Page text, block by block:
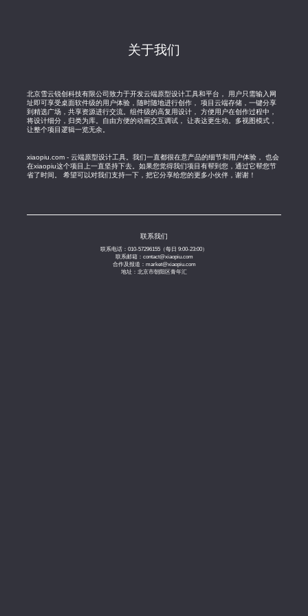
关于我们
北京雪云锐创科技有限公司致力于开发云端原型设计工具和平台， 用户只需输入网
址即可享受桌面软件级的用户体验，随时随地进行创作， 项目云端存储，一键分享
到精选广场，共享资源进行交流。组件级的高复用设计， 方便用户在创作过程中，
将设计细分，归类为库。自由方便的动画交互调试， 让表达更生动。多视图模式，
让整个项目逻辑一览无余。
xiaopiu.com - 云端原型设计工具。我们一直都很在意产品的细节和用户体验， 也会
在xiaopiu这个项目上一直坚持下去。如果您觉得我们项目有帮到您，通过它帮您节
省了时间。 希望可以对我们支持一下，把它分享给您的更多小伙伴，谢谢！
联系我们
联系电话：010-57296155（每日 9:00-23:00）
联系邮箱：contact@xiaopiu.com
合作及报道：market@xiaopiu.com
地址：北京市朝阳区青年汇